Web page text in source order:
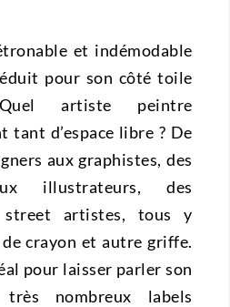
et indémodable
pour son côté toile
artiste peintre
tant d’espace libre ? De
aux graphistes, des
illustrateurs, des
street artistes, tous y
crayon et autre griffe.
pour laisser parler son
nombreux labels